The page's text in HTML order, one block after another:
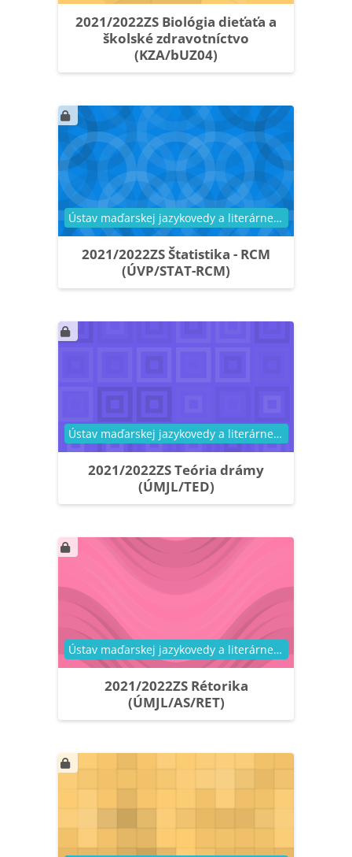
2021/2022ZS Biológia dieťaťa a
školské zdravotníctvo
(KZA/bUZ04)
2021/2022ZS Štatistika - RCM
(ÚVP/STAT-RCM)
Kategória kurzu Ústav maďarskej jazykovedy a literárnej vedy
2021/2022ZS Teória drámy
(ÚMJL/TED)
Kategória kurzu Ústav maďarskej jazykovedy a literárnej vedy
2021/2022ZS Rétorika
(ÚMJL/AS/RET)
Kategória kurzu Ústav maďarskej jazykovedy a literárnej vedy